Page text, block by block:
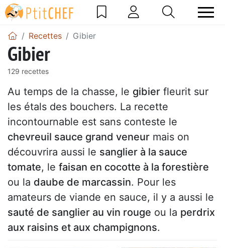
Recettes Gibier
Gibier
129 recettes
Au temps de la chasse, le gibier fleurit sur
les étals des bouchers. La recette
incontournable est sans conteste le
chevreuil sauce grand veneur mais on
découvrira aussi le sanglier à la sauce
tomate, le faisan en cocotte à la forestière
ou la daube de marcassin. Pour les
amateurs de viande en sauce, il y a aussi le
sauté de sanglier au vin rouge ou la perdrix
aux raisins et aux champignons.